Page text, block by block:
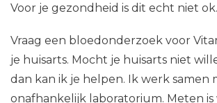
Voor je gezondheid is dit echt niet ok.
Vraag een bloedonderzoek voor
je huisarts. Mocht je huisarts niet
dan kan ik je helpen. Ik werk samen
onafhankelijk laboratorium. Meten is